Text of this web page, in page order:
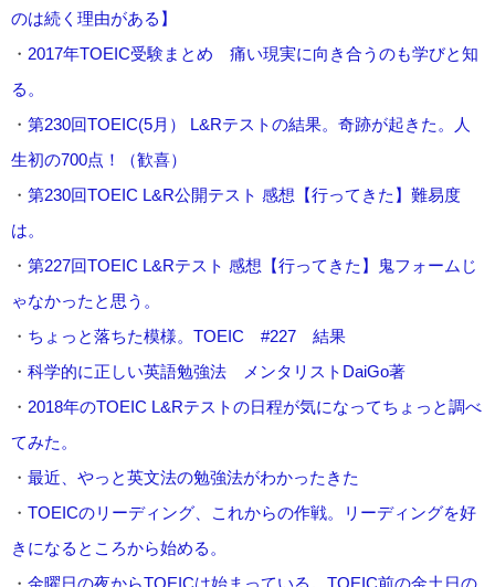
のは続く理由がある】
・ 2017年TOEIC受験まとめ 痛い現実に向き合うのも学びと知
る。
・ 第230回TOEIC(5月） L&Rテストの結果。奇跡が起きた。人
生初の700点！（歓喜）
・ 第230回TOEIC L&R公開テスト 感想【行ってきた】難易度
は。
・ 第227回TOEIC L&Rテスト 感想【行ってきた】鬼フォームじ
ゃなかったと思う。
・ ちょっと落ちた模様。TOEIC #227 結果
・ 科学的に正しい英語勉強法 メンタリストDaiGo著
・ 2018年のTOEIC L&Rテストの日程が気になってちょっと調べ
てみた。
・ 最近、やっと英文法の勉強法がわかったきた
・ TOEICのリーディング、これからの作戦。リーディングを好
きになるところから始める。